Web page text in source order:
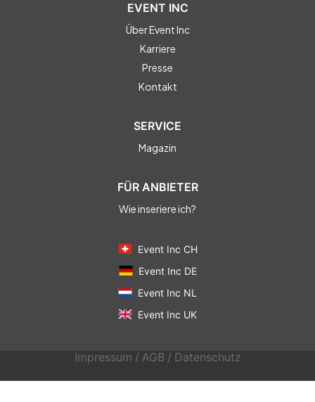
EVENT INC
Über Event Inc
Karriere
Presse
Kontakt
SERVICE
Magazin
FÜR ANBIETER
Wie inseriere ich?
Event Inc CH
Event Inc DE
Event Inc NL
Event Inc UK
Impressum / AGB / Datenschutz